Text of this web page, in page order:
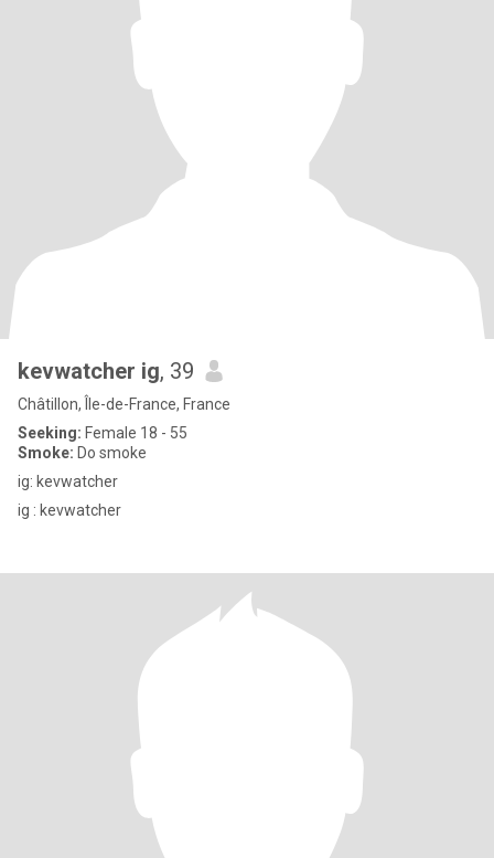
kevwatcher ig, 39
Châtillon, Île-de-France, France
Seeking: Female 18 - 55
Smoke: Do smoke
ig: kevwatcher
ig : kevwatcher